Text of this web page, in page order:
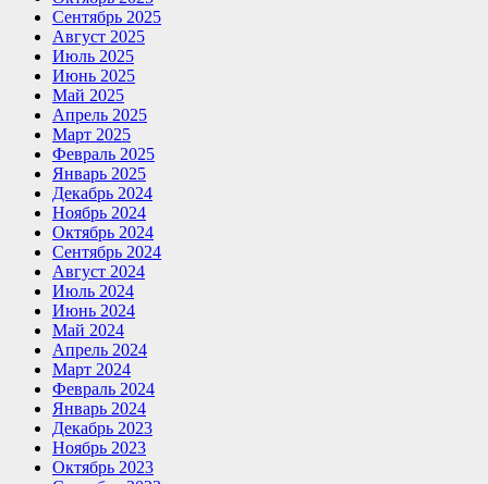
Сентябрь 2025
Август 2025
Июль 2025
Июнь 2025
Май 2025
Апрель 2025
Март 2025
Февраль 2025
Январь 2025
Декабрь 2024
Ноябрь 2024
Октябрь 2024
Сентябрь 2024
Август 2024
Июль 2024
Июнь 2024
Май 2024
Апрель 2024
Март 2024
Февраль 2024
Январь 2024
Декабрь 2023
Ноябрь 2023
Октябрь 2023